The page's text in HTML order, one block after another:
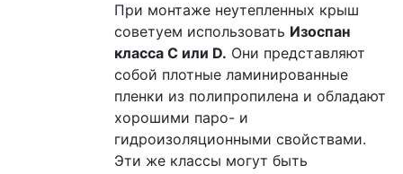
При монтаже неутепленных крыш
советуем использовать Изоспан
класса C или D. Они представляют
собой плотные ламинированные
пленки из полипропилена и обладают
хорошими паро- и
гидроизоляционными свойствами.
Эти же классы могут быть